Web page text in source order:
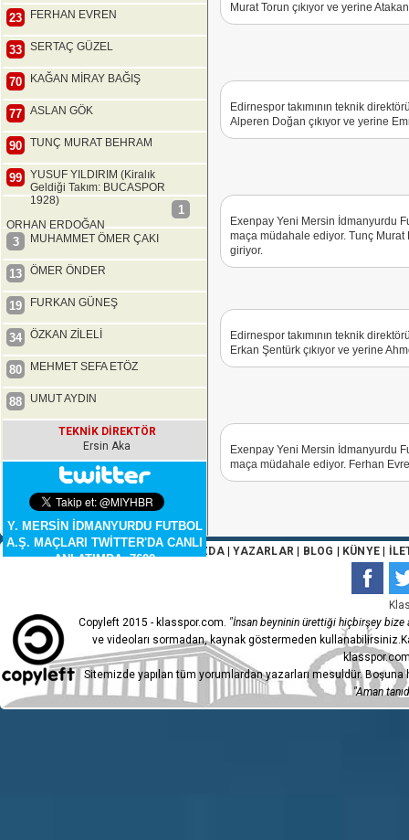
23 FERHAN EVREN
33 SERTAÇ GÜZEL
70 KAĞAN MİRAY BAĞIŞ
77 ASLAN GÖK
90 TUNÇ MURAT BEHRAM
99
YUSUF YILDIRIM (Kiralık
Geldiği Takım: BUCASPOR
1928)
1
ORHAN ERDOĞAN
3 MUHAMMET ÖMER ÇAKI
13 ÖMER ÖNDER
19 FURKAN GÜNEŞ
34 ÖZKAN ZİLELİ
80 MEHMET SEFA ETÖZ
88 UMUT AYDIN
TEKNİK DİREKTÖR
Ersin Aka
Y. MERSİN İDMANYURDU FUTBOL
A.Ş. MAÇLARI TWİTTER'DA CANLI
ANLATIMDA. 7602
Murat Torun çıkıyor ve yerine
Edirnespor takımının teknik
Alperen Doğan çıkıyor ve yerine
Exenpay Yeni Mersin İdmanyurdu
maça müdahale ediyor. Tunç Murat
giriyor.
Edirnespor takımının teknik
Erkan Şentürk çıkıyor ve yerine
Exenpay Yeni Mersin İdmanyurdu
maça müdahale ediyor. Ferhan
Exenpay Yeni Mersin İdmanyurdu
Temel tarafından sarı kart ile
Edirnespor takımında oyuncu
Can Karagöz oyuna giren isim.
ANA SAYFA|HAKKIMIZDA|YAZARLAR BLOG KÜNYE|
Copyleft 2015 - klasspor.com. "İnsan beyninin ürettiği hiçbirşey bize
ve videoları sormadan, kaynak göstermeden
Sitemizde yapılan tüm yorumlardan yazarları mesuldür.
"Aman